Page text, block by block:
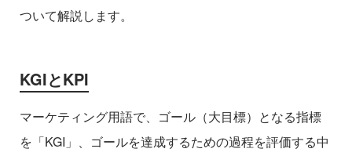
ついて解説します。
KGIとKPI
マーケティング用語で、ゴール（大目標）となる指標
を「KGI」、ゴールを達成するための過程を評価する中